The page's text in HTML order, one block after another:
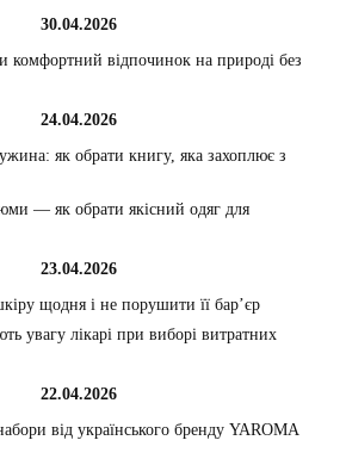
30.04.2026
комфортний відпочинок на природі без
24.04.2026
як обрати книгу, яка захоплює з
— як обрати якісний одяг для
23.04.2026
щодня і не порушити її бар’єр
увагу лікарі при виборі витратних
22.04.2026
від українського бренду YAROMA